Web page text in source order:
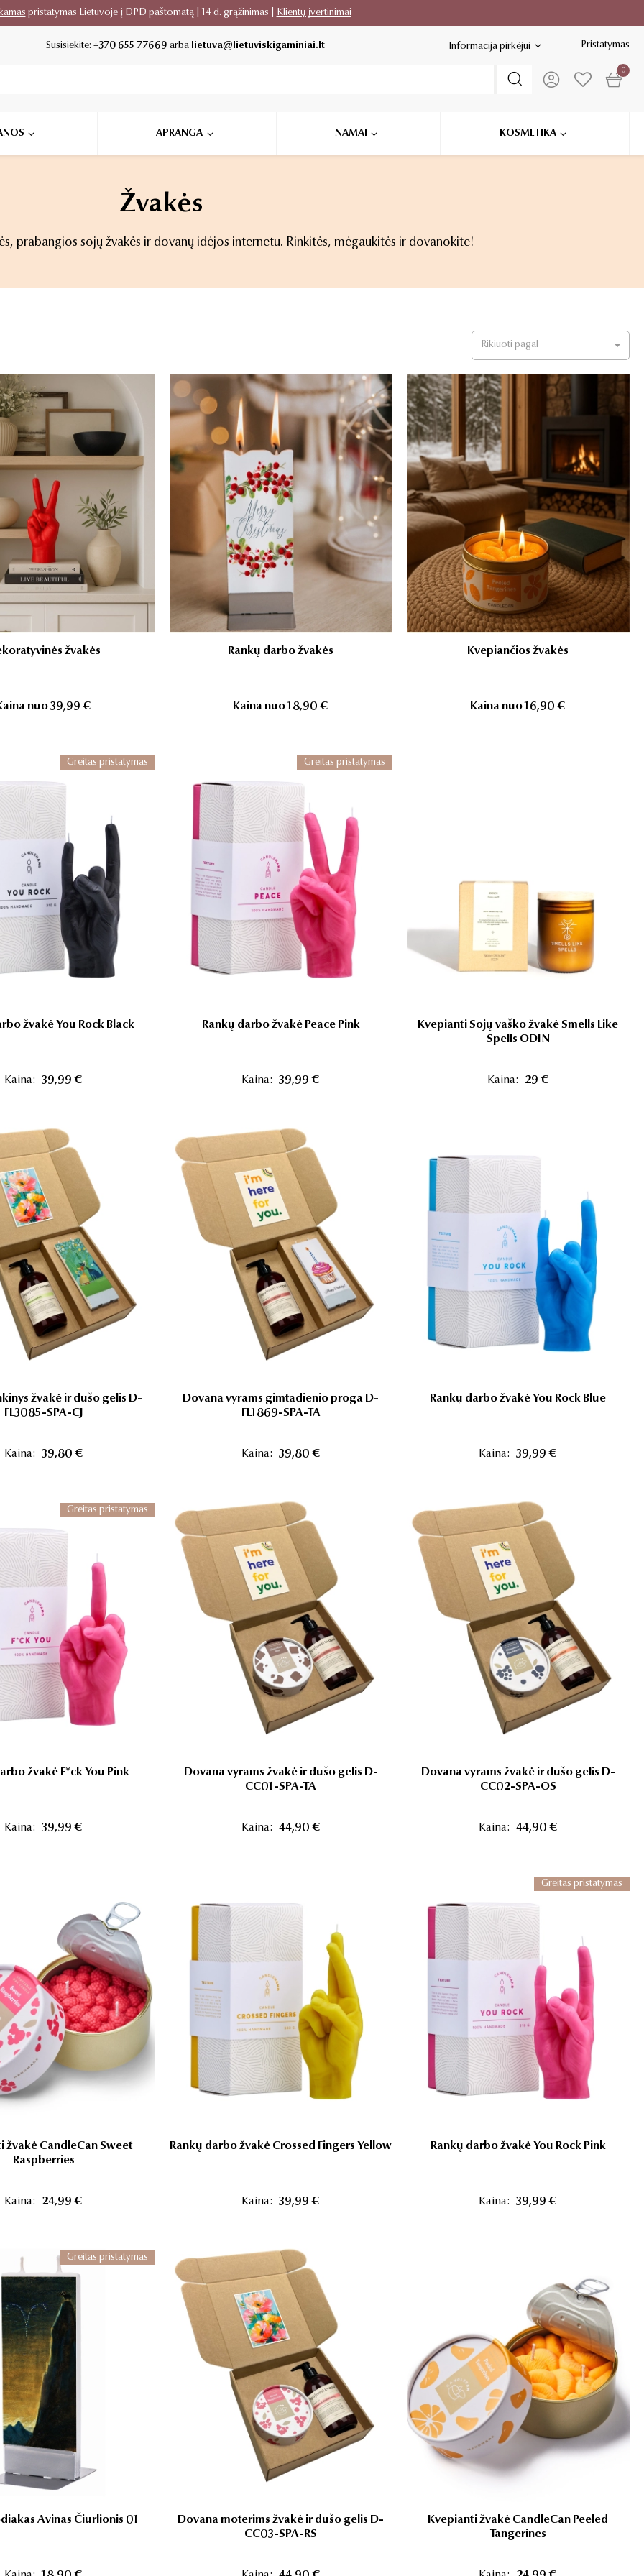
pristatymas Lietuvoje į DPD paštomatą | 14 d. grąžinimas | Klientų įvertinimai
Susisiekite:+370 655 77669 arba lietuva@lietuviskigaminiai.lt Informacija pirkėjui Pristatymas
0
APRANGA NAMAI KOSMETIKA
Žvakės
prabangios sojų žvakės ir dovanų idėjos internetu. Rinkitės, mėgaukitės ir dovanokite!
Rikiuoti pagal
žvakės
nuo39,99 €
Rankų darbo žvakės
Kaina nuo18,90 €
Kvepiančios žvakės
Kaina nuo16,90 €
Greitas pristatymas
žvakė You Rock Black
Kaina: 39,99 €
Greitas pristatymas
Rankų darbo žvakė Peace Pink
Kaina: 39,99 €
Kvepianti Sojų vaško žvakė Smells Like
Spells ODIN
Kaina: 29 €
žvakė ir dušo gelis D-
FL3085-SPA-CJ
Kaina: 39,80 €
Dovana vyrams gimtadienio proga D-
FL1869-SPA-TA
Kaina: 39,80 €
Rankų darbo žvakė You Rock Blue
Kaina: 39,99 €
Greitas pristatymas
žvakė F*ck You Pink
Kaina: 39,99 €
Dovana vyrams žvakė ir dušo gelis D-
CC01-SPA-TA
Kaina: 44,90 €
Dovana vyrams žvakė ir dušo gelis D-
CC02-SPA-OS
Kaina: 44,90 €
žvakė CandleCan Sweet
Raspberries
Kaina: 24,99 €
Rankų darbo žvakė Crossed Fingers Yellow
Kaina: 39,99 €
Greitas pristatymas
Rankų darbo žvakė You Rock Pink
Kaina: 39,99 €
Greitas pristatymas
Avinas Čiurlionis 01
Dovana moterims žvakė ir dušo gelis D-
CC03-SPA-RS
Kvepianti žvakė CandleCan Peeled
Tangerines